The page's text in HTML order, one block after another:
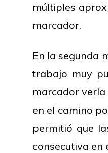
múltiples
marcador.
En la segunda
trabajo muy
marcador
en el camino
permitió que
consecutiva en